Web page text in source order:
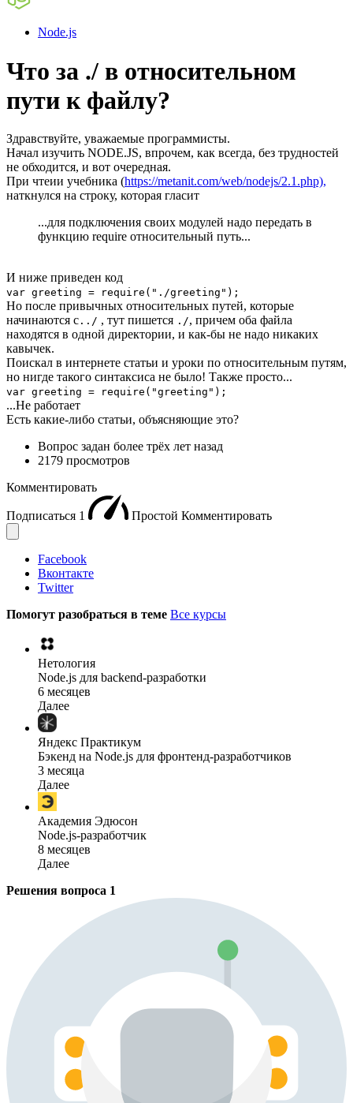
Node.js
Что за ./ в относительном
пути к файлу?
Здравствуйте, уважаемые программисты.
Начал изучить NODE.JS, впрочем, как всегда, без трудностей
не обходится, и вот очередная.
При чтеии учебника (https://metanit.com/web/nodejs/2.1.php),
наткнулся на строку, которая гласит
...для подключения своих модулей надо передать в
функцию require относительный путь...
И ниже приведен код
var greeting = require("./greeting");
Но после привычных относительных путей, которые
начинаются с ../ , тут пишется ./, причем оба файла
находятся в одной директории, и как-бы не надо никаких
кавычек.
Поискал в интернете статьи и уроки по относительным путям,
но нигде такого синтаксиса не было! Также просто...
var greeting = require("greeting");
...Не работает
Есть какие-либо статьи, объясняющие это?
Вопрос задан более трёх лет назад
2179 просмотров
Комментировать
Подписаться 1 Простой Комментировать
Facebook
Вконтакте
Twitter
Помогут разобраться в теме Все курсы
Нетология
Node.js для backend-разработки
6 месяцев
Далее
Яндекс Практикум
Бэкенд на Node.js для фронтенд-разработчиков
3 месяца
Далее
Академия Эдюсон
Node.js-разработчик
8 месяцев
Далее
Решения вопроса 1